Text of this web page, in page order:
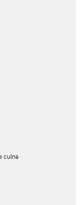
cuina